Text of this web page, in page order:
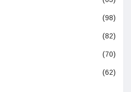
(98)
(82)
(70)
(62)